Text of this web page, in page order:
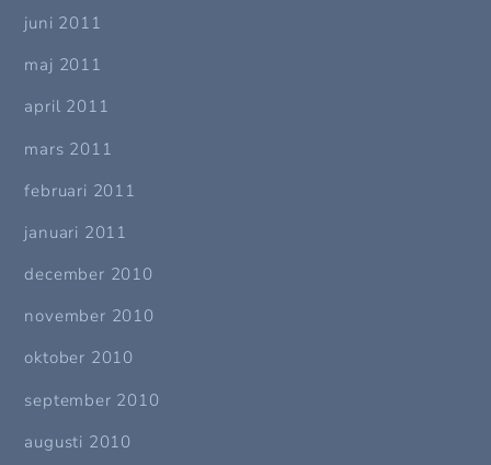
juni 2011
maj 2011
april 2011
mars 2011
februari 2011
januari 2011
december 2010
november 2010
oktober 2010
september 2010
augusti 2010